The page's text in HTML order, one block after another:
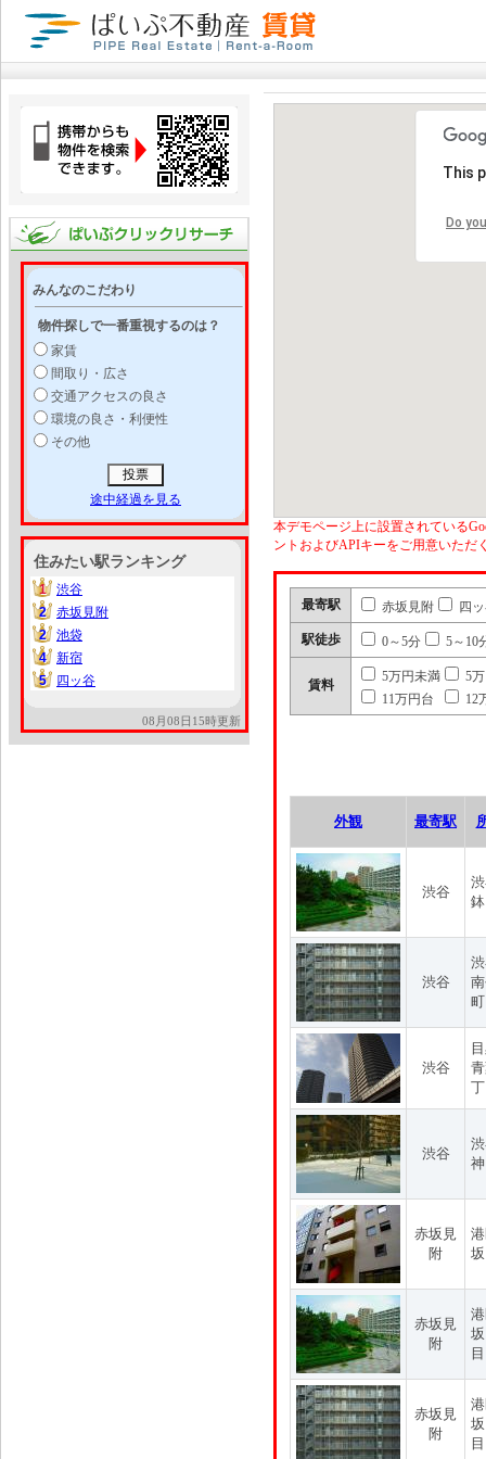
みんなのこだわり
物件探しで一番重視するのは？
家賃
間取り・広さ
交通アクセスの良さ
環境の良さ・利便性
その他
途中経過を見る
住みたい駅ランキング
1
1
渋谷
2
2
赤坂見附
2
2
池袋
4
4
新宿
5
5 四ッ谷
08月08日15時更新
This
Do
本デモページ上に設置されている
ントおよびAPIキーをご用意いただ
最寄駅 赤坂見附 四
駅徒歩 0～5分 5～10
賃料
5万円未満
5
11万円台
12
外観 最寄駅
渋谷
渋谷
渋谷
渋谷
赤坂見
附
赤坂見
附
目
赤坂見
附
目